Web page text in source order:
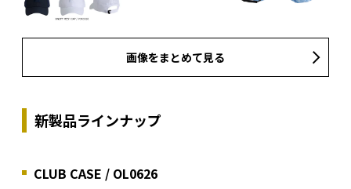
画像をまとめて見る
新製品ラインナップ
CLUB CASE / OL0626